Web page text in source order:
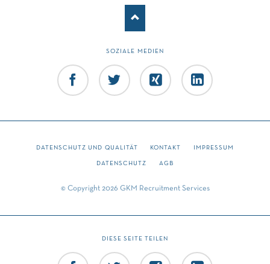
SOZIALE MEDIEN
Facebook Twitter Xing LinkedIn
DATENSCHUTZ UND QUALITÄT KONTAKT IMPRESSUM
DATENSCHUTZ AGB
© Copyright 2026 GKM Recruitment Services
DIESE SEITE TEILEN